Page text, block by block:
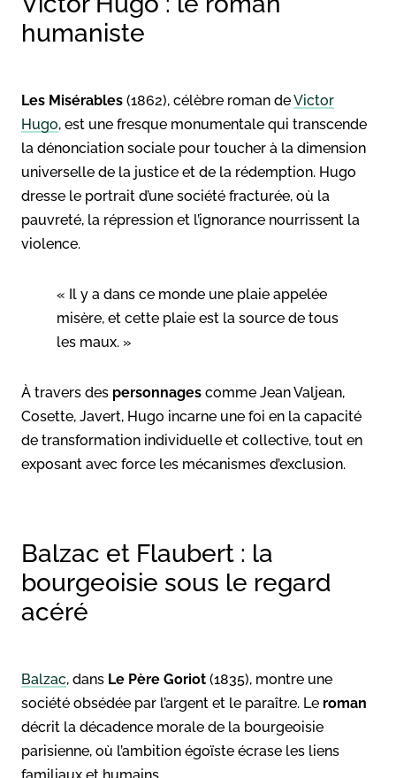
humaniste
Les Misérables (1862), célèbre roman deVictor
Hugo, est une fresque monumentale qui transcende
la dénonciation sociale pour toucher à la dimension
universelle de la justice et de la rédemption. Hugo
dresse le portrait d’une société fracturée, où la
pauvreté, la répression et l’ignorance nourrissent la
violence.
« Il y a dans ce monde une plaie appelée
misère, et cette plaie est la source de tous
les maux. »
À travers des personnages comme Jean Valjean,
Cosette, Javert, Hugo incarne une foi en la capacité
de transformation individuelle et collective, tout en
exposant avec force les mécanismes d’exclusion.
Balzac et Flaubert : la
bourgeoisie sous le regard
acéré
Balzac, dans Le Père Goriot (1835), montre une
société obsédée par l’argent et le paraître. Le roman
décrit la décadence morale de la bourgeoisie
parisienne, où l’ambition égoïste écrase les liens